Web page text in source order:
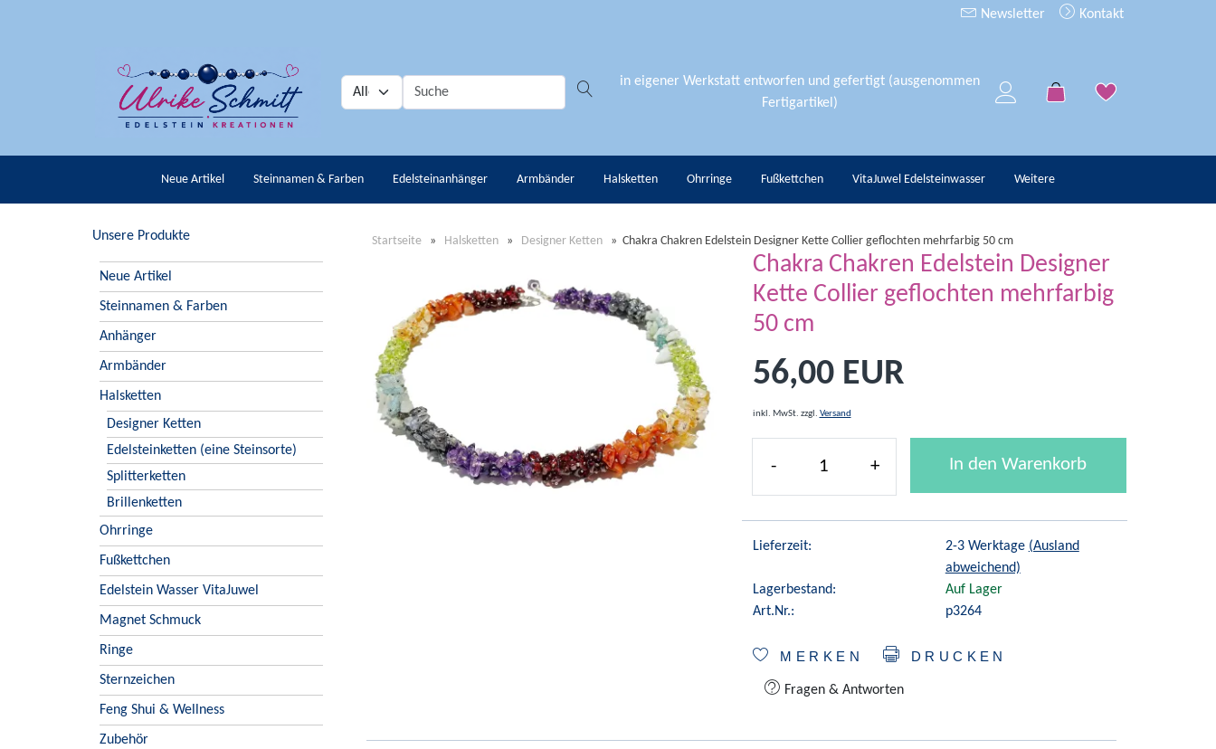
Newsletter Kontakt
in eigener Werkstatt entworfen und gefertigt (ausgenommen
Fertigartikel)
Neue Artikel Steinnamen & Farben Edelsteinanhänger Armbänder Halsketten Ohrringe Fußkettchen VitaJuwel Edelsteinwasser Weitere
Unsere Produkte
Neue Artikel
Steinnamen & Farben
Anhänger
Armbänder
Halsketten
Designer Ketten
Edelsteinketten (eine Steinsorte)
Splitterketten
Brillenketten
Ohrringe
Fußkettchen
Edelstein Wasser VitaJuwel
Magnet Schmuck
Ringe
Sternzeichen
Feng Shui & Wellness
Zubehör
Startseite » Halsketten » Designer Ketten » Chakra Chakren Edelstein Designer Kette Collier geflochten mehrfarbig 50 cm
Chakra Chakren Edelstein Designer
Kette Collier geflochten mehrfarbig
50 cm
56,00 EUR
inkl. MwSt. zzgl. Versand
- + In den Warenkorb
Lieferzeit: 2-3 Werktage (Ausland
abweichend)
Lagerbestand:
Auf Lager
Art.Nr.:
p3264
MERKEN DRUCKEN
Fragen & Antworten